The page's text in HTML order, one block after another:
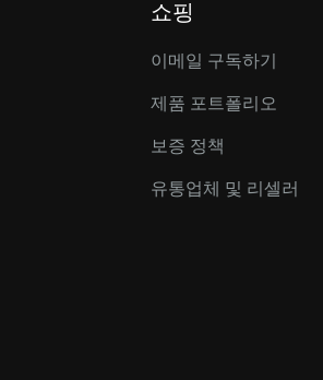
쇼핑
이메일 구독하기
제품 포트폴리오
보증 정책
유통업체 및 리셀러